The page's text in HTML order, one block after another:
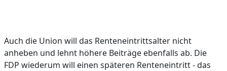
Auch die Union will das Renteneintrittsalter nicht
anheben und lehnt höhere Beiträge ebenfalls ab. Die
FDP wiederum will einen späteren Renteneintritt - das